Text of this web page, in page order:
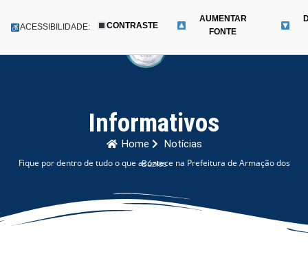
para
Menu
ACESSIBILIDADE: CONTRASTE
AUMENTAR
FONTE
Informativos
Home Notícias
Fique por dentro de tudo o que acontece na Prefeitura de Armação dos Búzios